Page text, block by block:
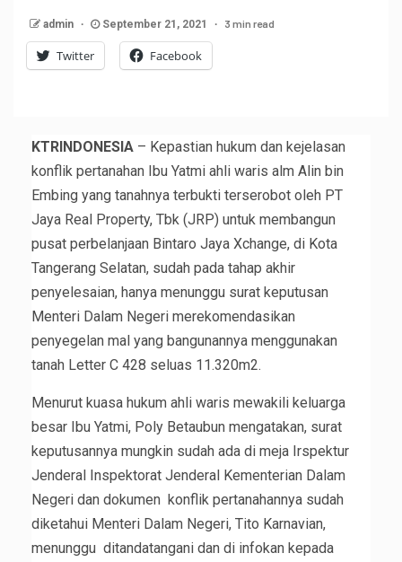
admin September 21, 2021 3 min read
Twitter Facebook
KTRINDONESIA – Kepastian hukum dan kejelasan
konflik pertanahan Ibu Yatmi ahli waris alm Alin bin
Embing yang tanahnya terbukti terserobot oleh PT
Jaya Real Property, Tbk (JRP) untuk membangun
pusat perbelanjaan Bintaro Jaya Xchange, di Kota
Tangerang Selatan, sudah pada tahap akhir
penyelesaian, hanya menunggu surat keputusan
Menteri Dalam Negeri merekomendasikan
penyegelan mal yang bangunannya menggunakan
tanah Letter C 428 seluas 11.320m2.
Menurut kuasa hukum ahli waris mewakili keluarga
besar Ibu Yatmi, Poly Betaubun mengatakan, surat
keputusannya mungkin sudah ada di meja Irspektur
Jenderal Inspektorat Jenderal Kementerian Dalam
Negeri dan dokumen konflik pertanahannya sudah
diketahui Menteri Dalam Negeri, Tito Karnavian,
menunggu ditandatangani dan di infokan kepada